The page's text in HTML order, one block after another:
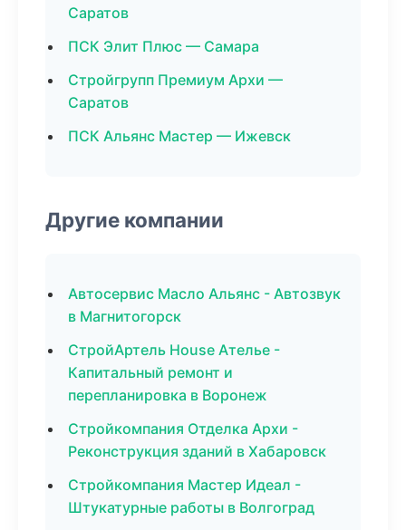
Саратов
ПСК Элит Плюс — Самара
Стройгрупп Премиум Архи —
Саратов
ПСК Альянс Мастер — Ижевск
Другие компании
Автосервис Масло Альянс - Автозвук
в Магнитогорск
СтройАртель House Ателье -
Капитальный ремонт и
перепланировка в Воронеж
Стройкомпания Отделка Архи -
Реконструкция зданий в Хабаровск
Стройкомпания Мастер Идеал -
Штукатурные работы в Волгоград